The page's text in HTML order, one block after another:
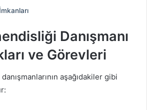
Danışmanı
ve Görevleri
aşağıdakiler gibi